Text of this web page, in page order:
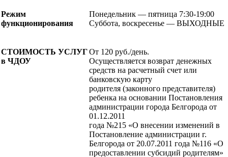
Режим
функционирования
Понедельник — пятница 7:30-19:00
Суббота, воскресенье — ВЫХОДНЫЕ
СТОИМОСТЬ УСЛУГ
в ЧДОУ
От 120 руб./день.
Осуществляется возврат денежных
средств на расчетный счет или
банковскую карту
родителя (законного представителя)
ребенка на основании Постановления
администрации города Белгорода от
01.12.2011
года №215 «О внесении изменений в
Постановление администрации г.
Белгорода от 20.07.2011 года №116 «О
предоставлении субсидий родителям»